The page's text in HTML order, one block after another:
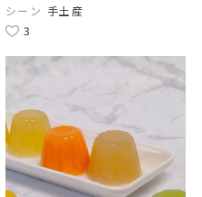
シーン 手土産
3